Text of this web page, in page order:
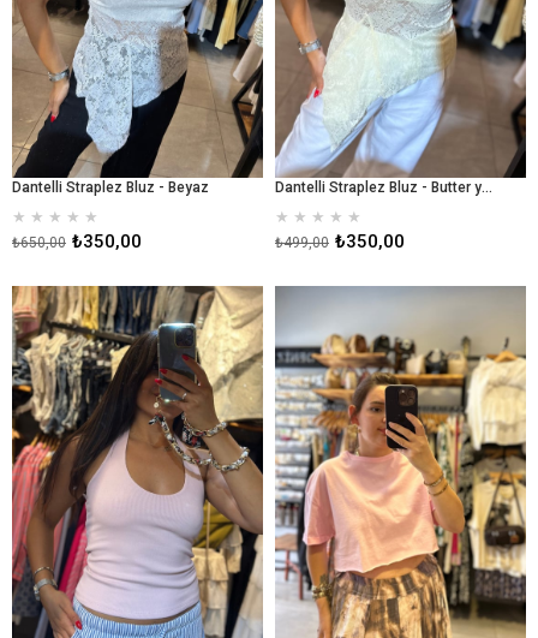
Dantelli Straplez Bluz - Beyaz
★ ★ ★ ★ ★
₺350,00
₺650,00
Dantelli Straplez Bluz - Butter yellow
★ ★ ★ ★ ★
₺350,00
₺499,00